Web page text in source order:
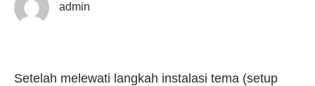
admin
Setelah melewati langkah instalasi tema (setup